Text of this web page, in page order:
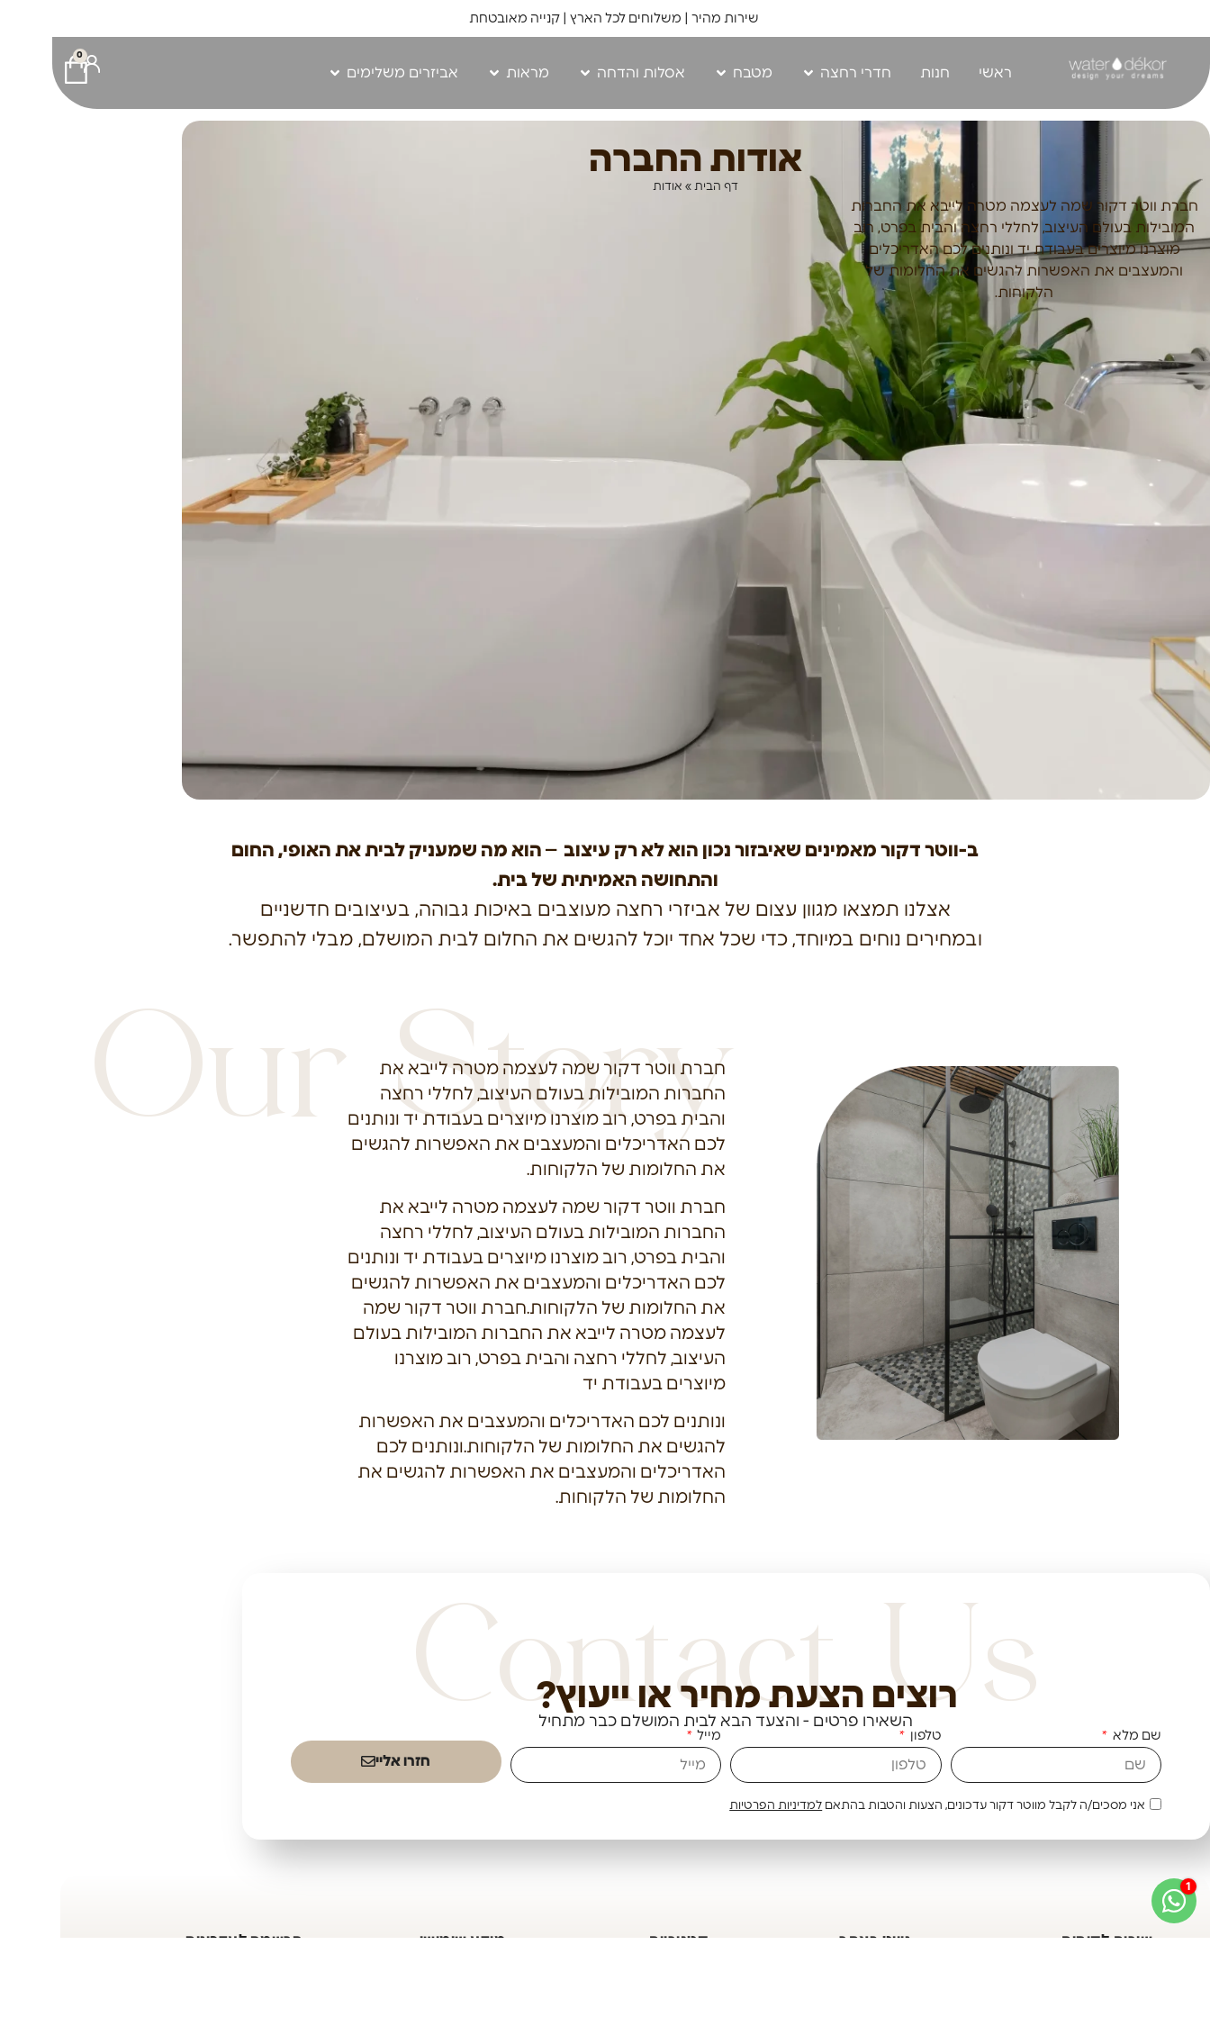
שירות מהיר | משלוחים לכל הארץ | קנייה מאובטחת
ראשי חנות חדרי רחצה מטבח אסלות והדחה מראות אביזרים משלימים
0
אודות החברה
דף הבית» אודות
חברת ווטר דקור שמה לעצמה מטרה לייבא את החברות
המובילות בעולם העיצוב, לחללי רחצה והבית בפרט, רוב
מוצרנו מיוצרים בעבודת יד ונותנים לכם האדריכלים
והמעצבים את האפשרות להגשים את החלומות של
הלקוחות.
ב-ווטר דקור מאמינים שאיבזור נכון הוא לא רק עיצוב – הוא מה שמעניק לבית את האופי, החום
והתחושה האמיתית של בית.
אצלנו תמצאו מגוון עצום של אביזרי רחצה מעוצבים באיכות גבוהה, בעיצובים חדשניים
ובמחירים נוחים במיוחד, כדי שכל אחד יוכל להגשים את החלום לבית המושלם, מבלי להתפשר.
Our Story
חברת ווטר דקור שמה לעצמה מטרה לייבא את
החברות המובילות בעולם העיצוב, לחללי רחצה
והבית בפרט, רוב מוצרנו מיוצרים בעבודת יד ונותנים
לכם האדריכלים והמעצבים את האפשרות להגשים
את החלומות של הלקוחות.
חברת ווטר דקור שמה לעצמה מטרה לייבא את
החברות המובילות בעולם העיצוב, לחללי רחצה
והבית בפרט, רוב מוצרנו מיוצרים בעבודת יד ונותנים
לכם האדריכלים והמעצבים את האפשרות להגשים
את החלומות של הלקוחות.חברת ווטר דקור שמה
לעצמה מטרה לייבא את החברות המובילות בעולם
העיצוב, לחללי רחצה והבית בפרט, רוב מוצרנו
מיוצרים בעבודת יד
ונותנים לכם האדריכלים והמעצבים את האפשרות
להגשים את החלומות של הלקוחות.ונותנים לכם
האדריכלים והמעצבים את האפשרות להגשים את
החלומות של הלקוחות.
Contact Us
רוצים הצעת מחיר או ייעוץ?
השאירו פרטים - והצעד הבא לבית המושלם כבר מתחיל
שם מלא טלפון מייל
אני מסכים/ה לקבל מווטר דקור עדכונים, הצעות והטבות בהתאם למדיניות הפרטיות
חזרו אליי
שירות לקוחות ניווט באתר קטגוריות מידע שימושי הרשמה לעדכונים